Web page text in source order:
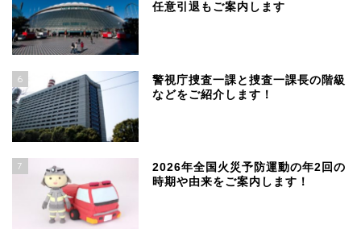
任意引退もご案内します
6
警視庁捜査一課と捜査一課長の階級
などをご紹介します！
7
2026年全国火災予防運動の年2回の
時期や由来をご案内します！